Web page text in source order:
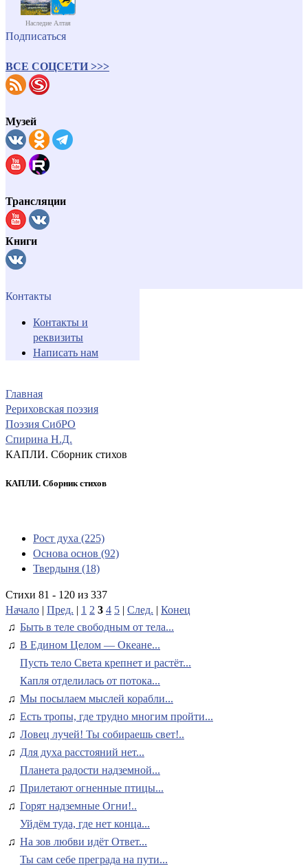
Наследие Алтая
Подписаться
ВСЕ СОЦСЕТИ >>>
Музей
Трансляции
Книги
Контакты
Контакты и
реквизиты
Написать нам
Главная
Рериховская поэзия
Поэзия СибРО
Спирина Н.Д.
КАПЛИ. Сборник стихов
КАПЛИ. Сборник стихов
Рост духа (225)
Основа основ (92)
Твердыня (18)
Стихи 81 - 120 из 337
Начало | Пред. | 1 2 3 4 5 | След. | Конец
♫ Быть в теле свободным от тела...
♫ В Едином Целом — Океане...
Пусть тело Света крепнет и растёт...
Капля отделилась от потока...
♫ Мы посылаем мыслей корабли...
♫ Есть тропы, где трудно многим пройти...
♫ Ловец лучей! Ты собираешь свет!..
♫ Для духа расстояний нет...
Планета радости надземной...
♫ Прилетают огненные птицы...
♫ Горят надземные Огни!..
Уйдём туда, где нет конца...
♫ На зов любви идёт Ответ...
Ты сам себе преграда на пути...